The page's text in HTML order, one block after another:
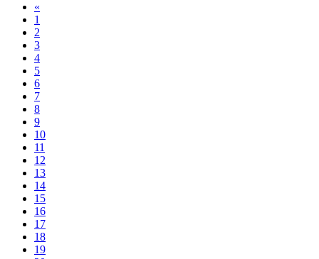
«
1
2
3
4
5
6
7
8
9
10
11
12
13
14
15
16
17
18
19